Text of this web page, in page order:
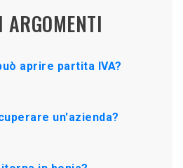
aprire partita IVA?
un'azienda?